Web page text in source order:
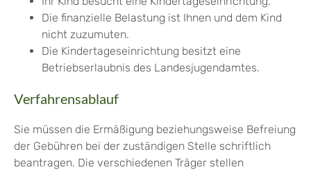
Die finanzielle Belastung ist Ihnen und dem Kind
nicht zuzumuten.
Die Kindertageseinrichtung besitzt eine
Betriebserlaubnis des Landesjugendamtes.
Verfahrensablauf
Sie müssen die Ermäßigung beziehungsweise Befreiung
der Gebühren bei der zuständigen Stelle schriftlich
beantragen. Die verschiedenen Träger stellen